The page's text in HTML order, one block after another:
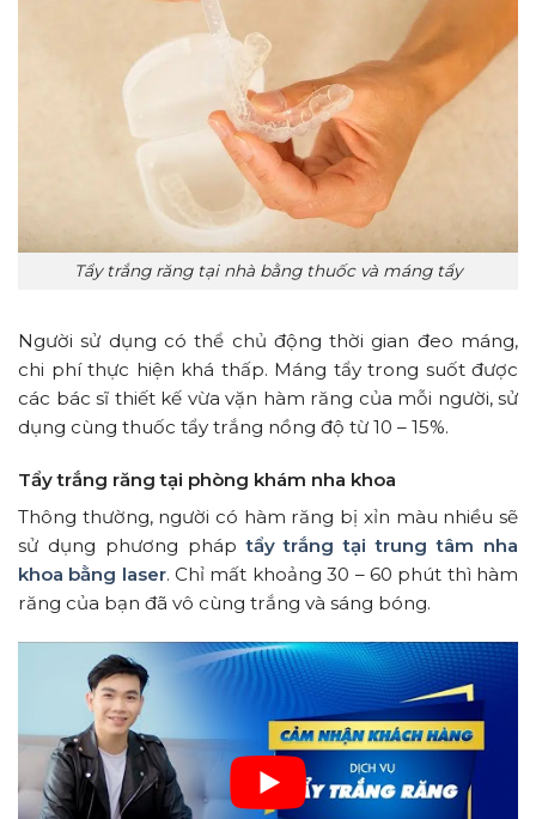
Tẩy trắng răng tại nhà bằng thuốc và máng tẩy
Người sử dụng có thể chủ động thời gian đeo máng,
chi phí thực hiện khá thấp. Máng tẩy trong suốt được
các bác sĩ thiết kế vừa vặn hàm răng của mỗi người, sử
dụng cùng thuốc tẩy trắng nồng độ từ 10 – 15%.
Tẩy trắng răng tại phòng khám nha khoa
Thông thường, người có hàm răng bị xỉn màu nhiều sẽ
sử dụng phương pháp tẩy trắng tại trung tâm nha
khoa bằng laser. Chỉ mất khoảng 30 – 60 phút thì hàm
răng của bạn đã vô cùng trắng và sáng bóng.